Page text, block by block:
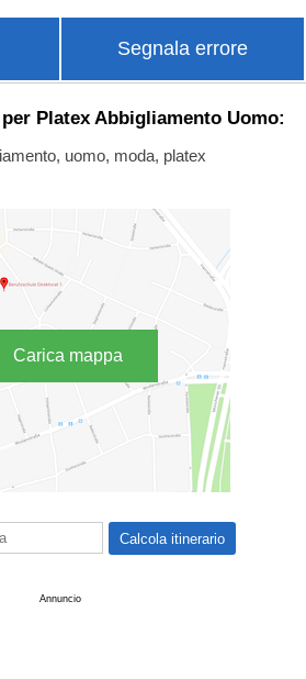
Segnala errore
Platex Abbigliamento Uomo:
uomo, moda, platex
Carica mappa
Annuncio